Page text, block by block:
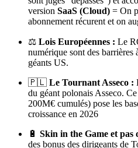
version SaaS (Cloud) = On
abonnement récurent et on
⚖️ Lois Européennes : Le
numérique sont des barrières
géants US.
🇵🇱 Le Tournant Asseco :
du géant polonais Asseco.
200M€ cumulés) pose les
croissance en 2026
🔋 Skin in the Game et pas
des bonus des dirigeants de